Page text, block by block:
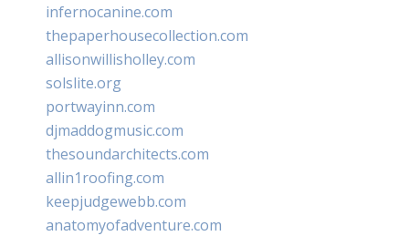
infernocanine.com
thepaperhousecollection.com
allisonwillisholley.com
solslite.org
portwayinn.com
djmaddogmusic.com
thesoundarchitects.com
allin1roofing.com
keepjudgewebb.com
anatomyofadventure.com